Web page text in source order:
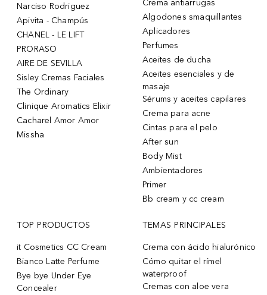
Narciso Rodriguez
Apivita - Champús
CHANEL - LE LIFT
PRORASO
AIRE DE SEVILLA
Sisley Cremas Faciales
The Ordinary
Clinique Aromatics Elixir
Cacharel Amor Amor
Missha
Crema antiarrugas
Algodones smaquillantes
Aplicadores
Perfumes
Aceites de ducha
Aceites esenciales y de
masaje
Sérums y aceites capilares
Crema para acne
Cintas para el pelo
After sun
Body Mist
Ambientadores
Primer
Bb cream y cc cream
TOP PRODUCTOS
it Cosmetics CC Cream
Bianco Latte Perfume
Bye bye Under Eye
Concealer
TEMAS PRINCIPALES
Crema con ácido hialurónico
Cómo quitar el rímel
waterproof
Cremas con aloe vera